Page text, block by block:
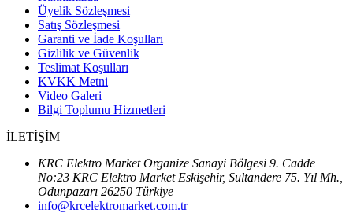
Üyelik Sözleşmesi
Satış Sözleşmesi
Garanti ve İade Koşulları
Gizlilik ve Güvenlik
Teslimat Koşulları
KVKK Metni
Video Galeri
Bilgi Toplumu Hizmetleri
İLETİŞİM
KRC Elektro Market Organize Sanayi Bölgesi 9. Cadde
No:23 KRC Elektro Market Eskişehir, Sultandere 75. Yıl Mh.,
Odunpazarı 26250 Türkiye
info@krcelektromarket.com.tr